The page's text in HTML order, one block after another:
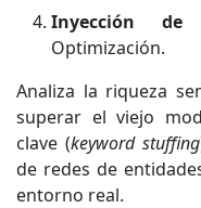
Inyección de
Optimización.
Analiza la riqueza
superar el viejo
clave (keyword stuffing
de redes de
entorno real.